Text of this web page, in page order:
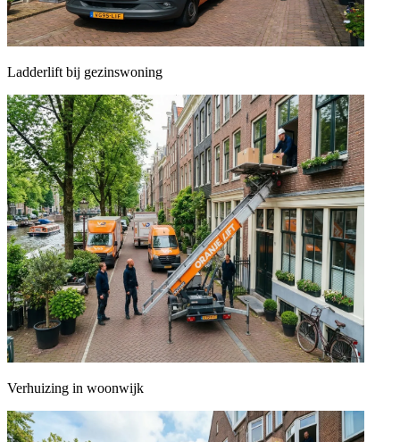
Ladderlift bij gezinswoning
Verhuizing in woonwijk